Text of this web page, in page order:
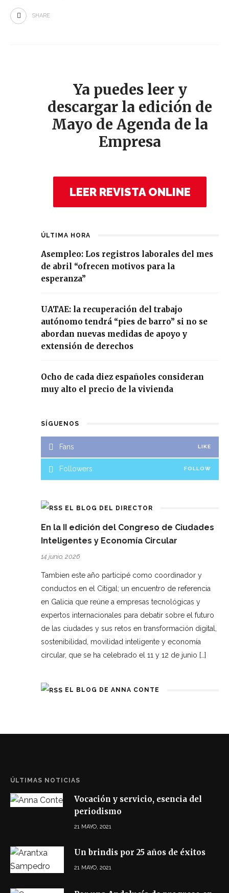
SHARE
Ya puedes leer y
descargar la edición de
Mayo de Agenda de la
Empresa
LEER REVISTA ONLINE
ÚLTIMA HORA
Asempleo: Los registros laborales del mes
de abril “ofrecen motivos para la
esperanza”
UATAE: la recuperación del trabajo
autónomo tendrá “pies de barro” si no se
abordan nuevas medidas de apoyo y
extensión de derechos
Ocho de cada diez españoles consideran
muy alto el precio de la vivienda
SÍGUENOS
Fans LIKE
Followers FOLLOW
EL BLOG DEL DIRECTOR
En la II edición del Congreso de Ciudades
Inteligentes y Economía Circular
14 junio, 2026
Tambien este año participé como coordinador y
conductos en el Citigal; un encuentro de referencia
en Galicia que reúne a empresas tecnológicas y
expertos internacionales para debatir sobre el futuro
de las ciudades y sus retos en transformación digital,
sostenibilidad, movilidad inteligente y economía
circular, que se ha celebrado el 11 y 12 de junio […]
EL BLOG DE ANNA CONTE
ÚLTIMAS NOTICIAS
Vocación y servicio, esencia del
periodismo
21 MAYO, 2021
Un brindis por 25 años de éxitos
21 MAYO, 2021